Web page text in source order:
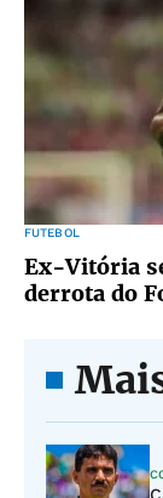
FUTEBOL
Ex-Vitória
derrota do